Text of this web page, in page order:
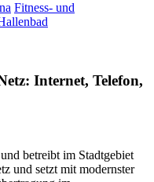
Fitness- und
Internet, Telefon,
betreibt im Stadtgebiet
und setzt mit modernster